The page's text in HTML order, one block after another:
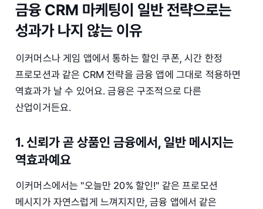
금융 CRM 마케팅이 일반 전략으로는
성과가 나지 않는 이유
이커머스나 게임 앱에서 통하는 할인 쿠폰, 시간 한정
프로모션과 같은 CRM 전략을 금융 앱에 그대로 적용하면
역효과가 날 수 있어요. 금융은 구조적으로 다른
산업이거든요.
1. 신뢰가 곧 상품인 금융에서, 일반 메시지는
역효과예요
이커머스에서는 "오늘만 20% 할인!" 같은 프로모션
메시지가 자연스럽게 느껴지지만, 금융 앱에서 같은